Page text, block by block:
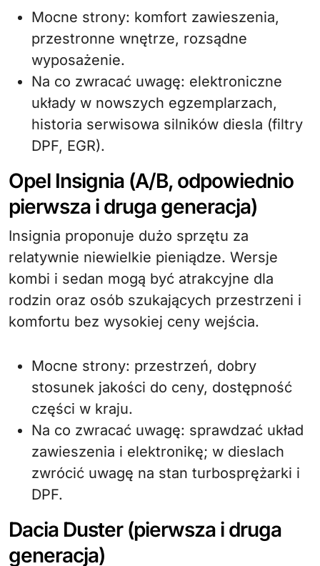
Mocne strony: komfort zawieszenia,
przestronne wnętrze, rozsądne
wyposażenie.
Na co zwracać uwagę: elektroniczne
układy w nowszych egzemplarzach,
historia serwisowa silników diesla (filtry
DPF, EGR).
Opel Insignia (A/B, odpowiednio
pierwsza i druga generacja)
Insignia proponuje dużo sprzętu za
relatywnie niewielkie pieniądze. Wersje
kombi i sedan mogą być atrakcyjne dla
rodzin oraz osób szukających przestrzeni i
komfortu bez wysokiej ceny wejścia.
Mocne strony: przestrzeń, dobry
stosunek jakości do ceny, dostępność
części w kraju.
Na co zwracać uwagę: sprawdzać układ
zawieszenia i elektronikę; w dieslach
zwrócić uwagę na stan turbosprężarki i
DPF.
Dacia Duster (pierwsza i druga
generacja)